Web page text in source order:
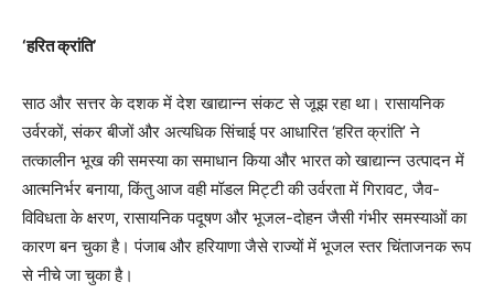
‘हरित क्रांति’
साठ और सत्तर के दशक में देश खा‌द्यान्न संकट से जूझ रहा था। रासायनिक
उर्वरकों, संकर बीजों और अत्यधिक सिंचाई पर आधारित ‘हरित क्रांति’ ने
तत्कालीन भूख की समस्या का समाधान किया और भारत को खा‌द्यान्न उत्पादन में
आत्मनिर्भर बनाया, किंतु आज वही मॉडल मिट्टी की उर्वरता में गिरावट, जैव-
विविधता के क्षरण, रासायनिक पदूषण और भूजल-दोहन जैसी गंभीर समस्याओं का
कारण बन चुका है। पंजाब और हरियाणा जैसे राज्यों में भूजल स्तर चिंताजनक रूप
से नीचे जा चुका है।